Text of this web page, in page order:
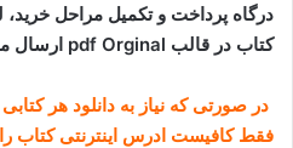
درگاه پرداخت و تکمیل مراحل خرید،
کتاب در قالب pdf Orginal ارسال می شود.
در صورتی که نیاز به دانلود هر
فقط کافیست ادرس اینترنتی کتاب